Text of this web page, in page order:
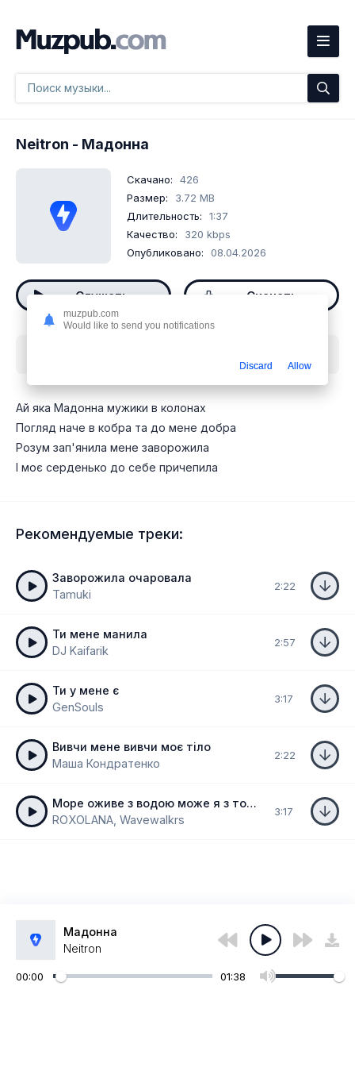
Neitron - Мадонна
Скачано:
426
Размер:
3.72 MB
Длительность:
1:37
Качество:
320 kbps
Опубликовано:
08.04.2026
Слушать Скачать
Ай яка Мадонна мужики в колонах
Погляд наче в кобра та до мене добра
Розум зап'янила мене заворожила
І моє серденько до себе причепила
Рекомендуемые треки:
Заворожила очаровала
Tamuki
2:22
Ти мене манила
DJ Kaifarik
2:57
Ти у мене є
GenSouls
3:17
Вивчи мене вивчи моє тіло
Маша Кондратенко
2:22
Море оживе з водою може я з тобою
ROXOLANA, Wavewalkrs
3:17
Мадонна
Neitron
00:00 01:38
muzpub.com
Would like to send you notifications
Discard Allow